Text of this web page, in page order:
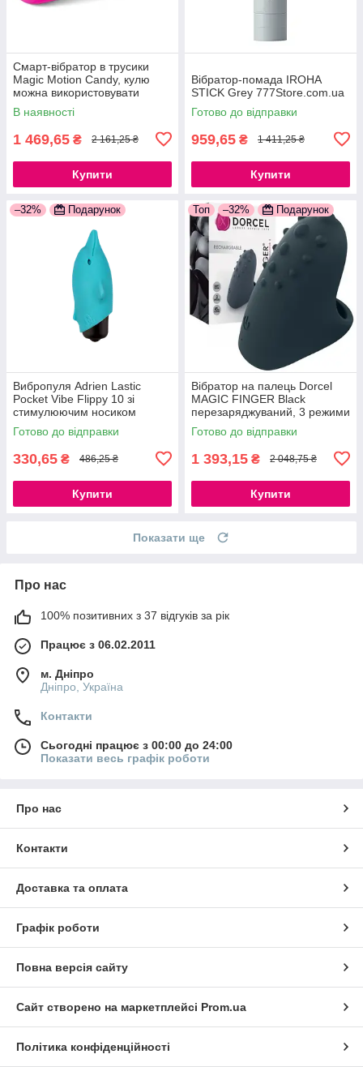
Смарт-вібратор в трусики
Magic Motion Candy, кулю
можна використовувати
окремо 777Store.com.ua
В наявності
1 469,65 ₴ 2 161,25 ₴
Купити
Вібратор-помада IROHA
STICK Grey 777Store.com.ua
Готово до відправки
959,65 ₴ 1 411,25 ₴
Купити
–32% Подарунок
Вибропуля Adrien Lastic
Pocket Vibe Flippy 10 зі
стимулюючим носиком
777Store.com.ua
Готово до відправки
330,65 ₴ 486,25 ₴
Купити
Топ –32% Подарунок
Вібратор на палець Dorcel
MAGIC FINGER Black
перезаряджуваний, 3 режими
роботи, із м'якого ніжного
силікону
Готово до відправки
1 393,15 ₴ 2 048,75 ₴
Купити
Показати ще
Про нас
100% позитивних з 37 відгуків за рік
Працює з 06.02.2011
м. Дніпро
Дніпро, Україна
Контакти
Сьогодні працює з 00:00 до 24:00
Показати весь графік роботи
Про нас
Контакти
Доставка та оплата
Графік роботи
Повна версія сайту
Сайт створено на маркетплейсі Prom.ua
Політика конфіденційності